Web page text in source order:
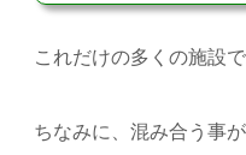
これだけの多くの施設
ちなみに、混み合う事